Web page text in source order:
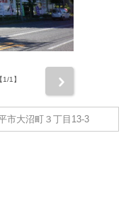
1/1】
市大沼町３丁目13-3